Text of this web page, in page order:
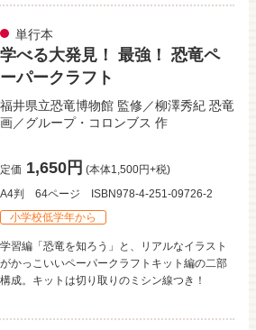
単行本
学べる大発見！ 最強！ 恐竜ペ
ーパークラフト
福井県立恐竜博物館 監修／柳澤秀紀 恐竜
画／グループ・コロンブス 作
定価 1,650円 (本体1,500円+税)
A4判
64ページ
ISBN978-4-251-09726-2
小学校低学年から
学習編「恐竜を知ろう」と、リアルなイラスト
がかっこいいペーパークラフトキット編の二部
構成。キットは切り取りのミシン線つき！